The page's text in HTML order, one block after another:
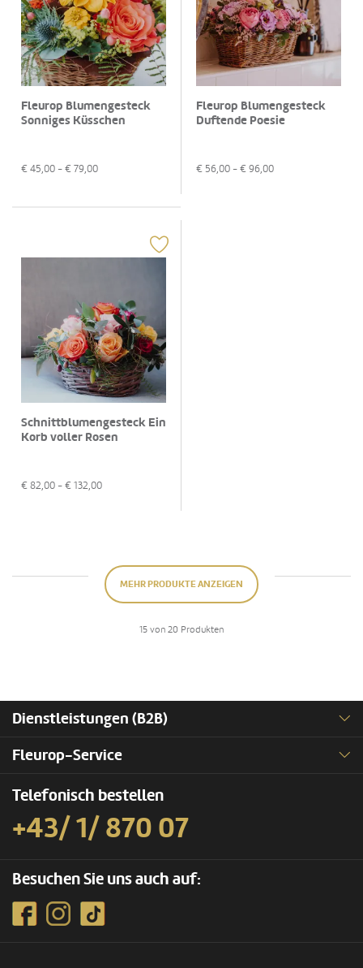
Fleurop Blumengesteck
Sonniges Küsschen
€ 45,00 - € 79,00
Fleurop Blumengesteck
Duftende Poesie
€ 56,00 - € 96,00
Schnittblumengesteck Ein
Korb voller Rosen
€ 82,00 - € 132,00
MEHR PRODUKTE ANZEIGEN
15 von 20 Produkten
Dienstleistungen (B2B)
Fleurop-Service
Telefonisch bestellen
+43/ 1/ 870 07
Besuchen Sie uns auch auf: